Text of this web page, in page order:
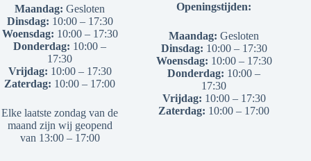
Maandag: Gesloten
Dinsdag: 10:00 – 17:30
Woensdag: 10:00 – 17:30
Donderdag: 10:00 –
17:30
Vrijdag: 10:00 – 17:30
Zaterdag: 10:00 – 17:00
Elke laatste zondag van de
maand zijn wij geopend
van 13:00 – 17:00
Openingstijden:
Maandag: Gesloten
Dinsdag: 10:00 – 17:30
Woensdag: 10:00 – 17:30
Donderdag: 10:00 –
17:30
Vrijdag: 10:00 – 17:30
Zaterdag: 10:00 – 17:00